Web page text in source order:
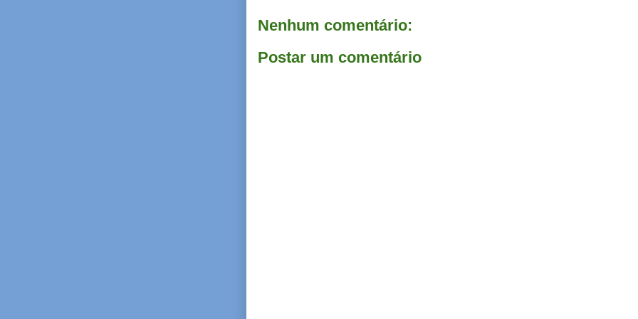
Nenhum comentário:
Postar um comentário